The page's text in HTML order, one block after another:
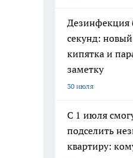
Дезинфекция
секунд:
кипятка и
заметку
30 июля
С 1 июля
подселить
квартиру: